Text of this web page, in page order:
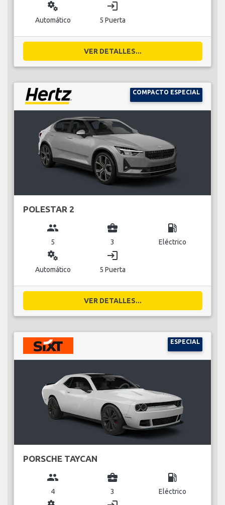
miscellaneous_services
Automático
login
5 Puerta
VER DETALLES...
COMPACTO ESPECIAL
POLESTAR 2
group
5
business_center
3
local_gas_station
Eléctrico
miscellaneous_services
Automático
login
5 Puerta
VER DETALLES...
ESPECIAL
PORSCHE TAYCAN
group
4
business_center
3
local_gas_station
Eléctrico